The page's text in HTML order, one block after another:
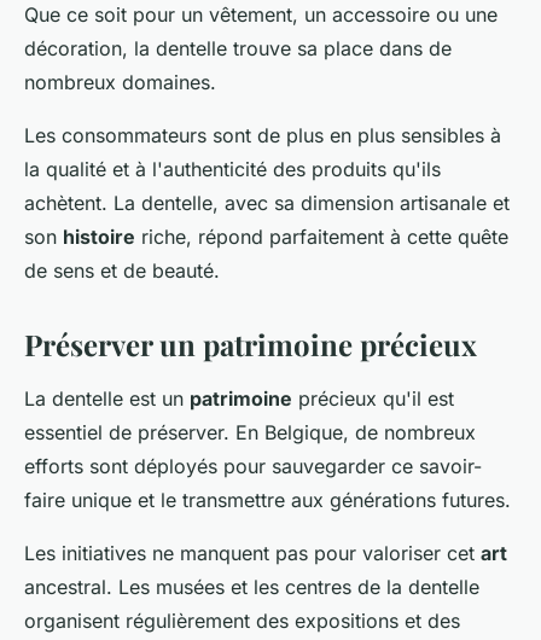
Que ce soit pour un vêtement, un accessoire ou une
décoration, la dentelle trouve sa place dans de
nombreux domaines.
Les consommateurs sont de plus en plus sensibles à
la qualité et à l'authenticité des produits qu'ils
achètent. La dentelle, avec sa dimension artisanale et
son histoire riche, répond parfaitement à cette quête
de sens et de beauté.
Préserver un patrimoine précieux
La dentelle est un patrimoine précieux qu'il est
essentiel de préserver. En Belgique, de nombreux
efforts sont déployés pour sauvegarder ce savoir-
faire unique et le transmettre aux générations futures.
Les initiatives ne manquent pas pour valoriser cet art
ancestral. Les musées et les centres de la dentelle
organisent régulièrement des expositions et des